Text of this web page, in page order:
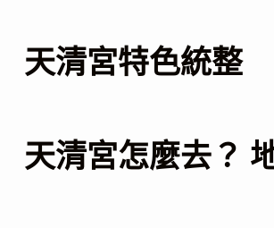
天清宮特色統整
天清宮怎麼去？